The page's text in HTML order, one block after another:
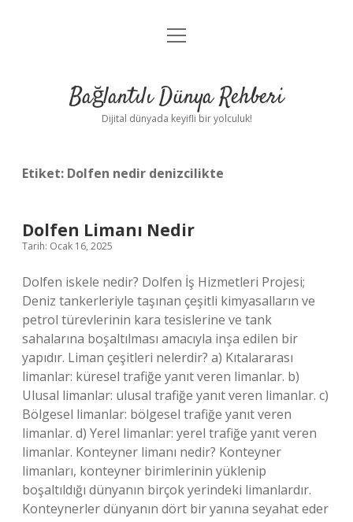
Anasayfa
Yasal Uyarı
menüyü
Bağlantılı Dünya Rehberi
Dijital dünyada keyifli bir yolculuk!
Etiket: Dolfen nedir denizcilikte
Dolfen Limanı Nedir
Tarih: Ocak 16, 2025
Dolfen iskele nedir? Dolfen İş Hizmetleri Projesi;
Deniz tankerleriyle taşınan çeşitli kimyasalların ve
petrol türevlerinin kara tesislerine ve tank
sahalarına boşaltılması amacıyla inşa edilen bir
yapıdır. Liman çeşitleri nelerdir? a) Kıtalararası
limanlar: küresel trafiğe yanıt veren limanlar. b)
Ulusal limanlar: ulusal trafiğe yanıt veren limanlar. c)
Bölgesel limanlar: bölgesel trafiğe yanıt veren
limanlar. d) Yerel limanlar: yerel trafiğe yanıt veren
limanlar. Konteyner limanı nedir? Konteyner
limanları, konteyner birimlerinin yüklenip
boşaltıldığı dünyanın birçok yerindeki limanlardır.
Konteynerler dünyanın dört bir yanına seyahat eder